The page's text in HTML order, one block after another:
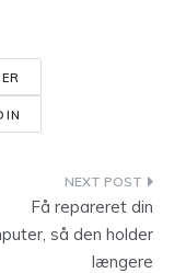
Få repareret din
så den holder
længere